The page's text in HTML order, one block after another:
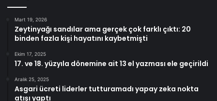
Mart 19, 2026
Zeytinyağı sandılar ama gerçek çok farklı çıktı: 20
binden fazla kişi hayatını kaybetmişti
Ekim 17, 2025
17. ve 18. yüzyıla dönemine ait 13 el yazması ele geçirildi
Aralık 25, 2025
Asgari ücreti liderler tutturamadı yapay zeka nokta
atışı yaptı